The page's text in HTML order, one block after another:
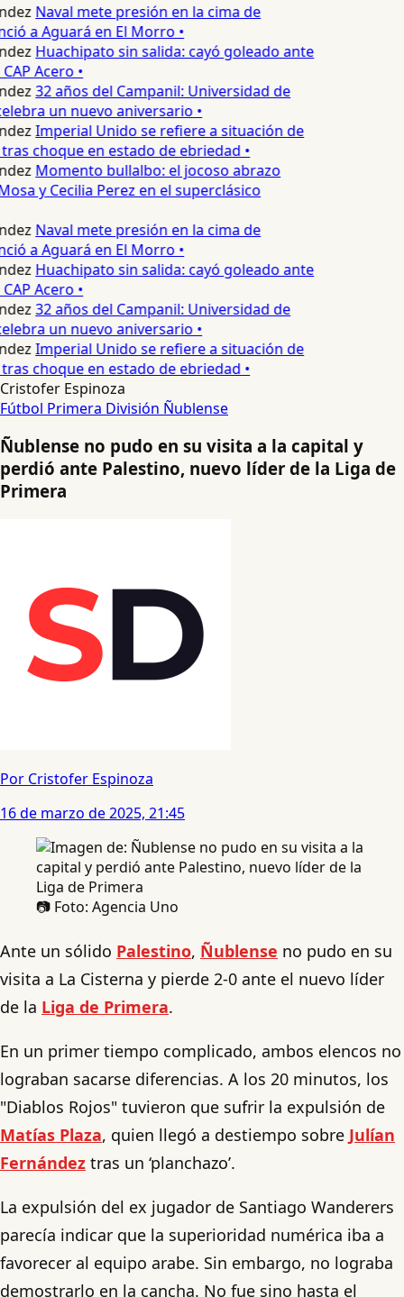
Naval mete presión en la cima de
a Aguará en El Morro •
Huachipato sin salida: cayó goleado ante
Acero •
32 años del Campanil: Universidad de
un nuevo aniversario •
Imperial Unido se refiere a situación de
choque en estado de ebriedad •
Momento bullalbo: el jocoso abrazo
y Cecilia Perez en el superclásico
Naval mete presión en la cima de
a Aguará en El Morro •
Huachipato sin salida: cayó goleado ante
Acero •
32 años del Campanil: Universidad de
un nuevo aniversario •
Imperial Unido se refiere a situación de
choque en estado de ebriedad •
Cristofer Espinoza
Fútbol Primera División Ñublense
Ñublense no pudo en su visita a la capital y
perdió ante Palestino, nuevo líder de la Liga de
Primera
Por Cristofer Espinoza
16 de marzo de 2025, 21:45
📷 Foto: Agencia Uno
Ante un sólido Palestino, Ñublense no pudo en su
visita a La Cisterna y pierde 2-0 ante el nuevo líder
de la Liga de Primera.
En un primer tiempo complicado, ambos elencos no
lograban sacarse diferencias. A los 20 minutos, los
"Diablos Rojos" tuvieron que sufrir la expulsión de
Matías Plaza, quien llegó a destiempo sobre Julían
Fernández tras un ‘planchazo’.
La expulsión del ex jugador de Santiago Wanderers
parecía indicar que la superioridad numérica iba a
favorecer al equipo arabe. Sin embargo, no lograba
demostrarlo en la cancha. No fue sino hasta el